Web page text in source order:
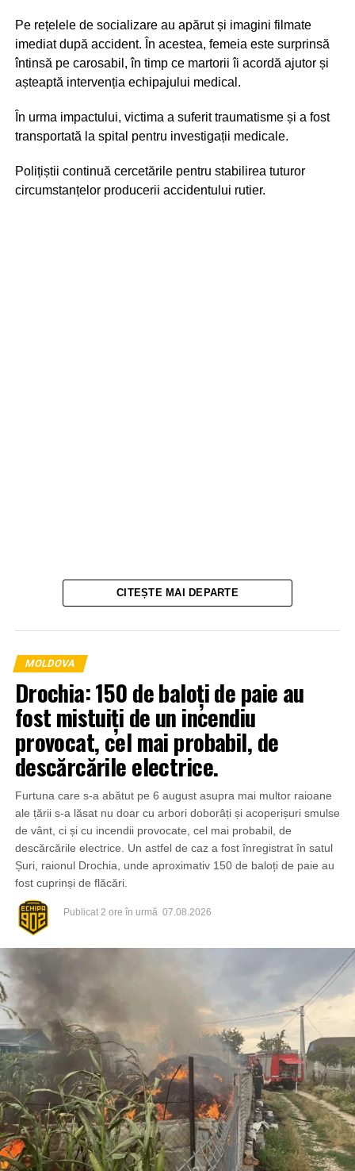
Pe rețelele de socializare au apărut și imagini filmate
imediat după accident. În acestea, femeia este surprinsă
întinsă pe carosabil, în timp ce martorii îi acordă ajutor și
așteaptă intervenția echipajului medical.
În urma impactului, victima a suferit traumatisme și a fost
transportată la spital pentru investigații medicale.
Polițiștii continuă cercetările pentru stabilirea tuturor
circumstanțelor producerii accidentului rutier.
CITEȘTE MAI DEPARTE
MOLDOVA
Drochia: 150 de baloți de paie au
fost mistuiți de un incendiu
provocat, cel mai probabil, de
descărcările electrice.
Furtuna care s-a abătut pe 6 august asupra mai multor raioane
ale țării s-a lăsat nu doar cu arbori doborâți și acoperișuri smulse
de vânt, ci și cu incendii provocate, cel mai probabil, de
descărcările electrice. Un astfel de caz a fost înregistrat în satul
Șuri, raionul Drochia, unde aproximativ 150 de baloți de paie au
fost cuprinși de flăcări.
Publicat 2 ore în urmă 07.08.2026